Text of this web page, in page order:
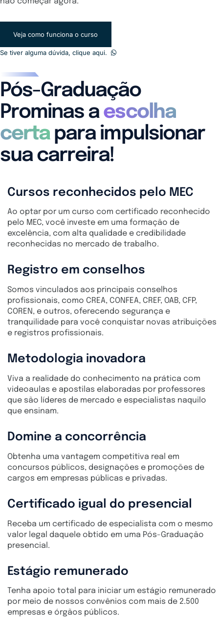
Veja como funciona o curso
Se tiver alguma dúvida, clique aqui.
Pós-Graduação
Prominas aescolha
certa para impulsionar
sua carreira!
Cursos reconhecidos pelo MEC
Ao optar por um curso com certificado reconhecido
pelo MEC, você investe em uma formação de
excelência, com alta qualidade e credibilidade
reconhecidas no mercado de trabalho.
Registro em conselhos
Somos vinculados aos principais conselhos
profissionais, como CREA, CONFEA, CREF, OAB, CFP,
COREN, e outros, oferecendo segurança e
tranquilidade para você conquistar novas atribuições
e registros profissionais.
Metodologia inovadora
Viva a realidade do conhecimento na prática com
videoaulas e apostilas elaboradas por professores
que são líderes de mercado e especialistas naquilo
que ensinam.
Domine a concorrência
Obtenha uma vantagem competitiva real em
concursos públicos, designações e promoções de
cargos em empresas públicas e privadas.
Certificado igual do presencial
Receba um certificado de especialista com o mesmo
valor legal daquele obtido em uma Pós-Graduação
presencial.
Estágio remunerado
Tenha apoio total para iniciar um estágio remunerado
por meio de nossos convênios com mais de 2.500
empresas e órgãos públicos.